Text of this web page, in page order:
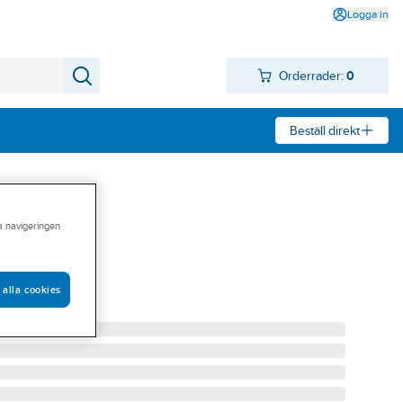
Logga in
Orderrader: 0
Beställ direkt
FRANKE
navigeringen
alla cookies